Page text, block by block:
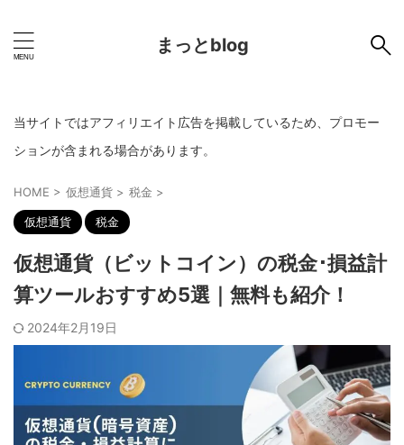
まっとblog
当サイトではアフィリエイト広告を掲載しているため、プロモー
ションが含まれる場合があります。
HOME > 仮想通貨 > 税金 >
仮想通貨 税金
仮想通貨（ビットコイン）の税金･損益計
算ツールおすすめ5選｜無料も紹介！
2024年2月19日